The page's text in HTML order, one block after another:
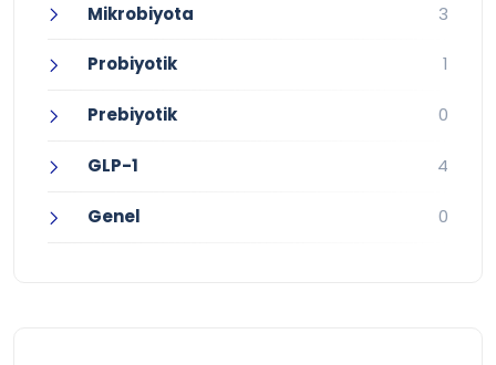
Mikrobiyota 3
Probiyotik 1
Prebiyotik 0
GLP-1 4
Genel 0